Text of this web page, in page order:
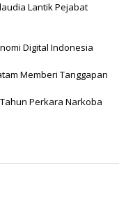
Lantik Pejabat
Digital Indonesia
Memberi Tanggapan
Perkara Narkoba